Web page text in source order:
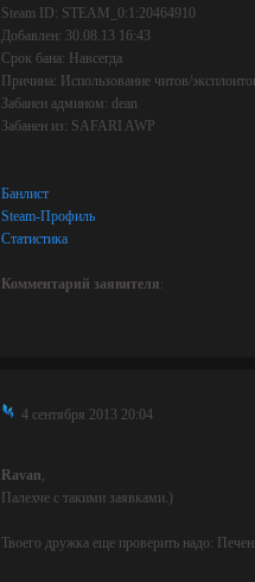
Steam ID: STEAM_0:1:20464910
Добавлен: 30.08.13 16:43
Срок бана: Навсегда
Причина: Использование читов/
Забанен админом: dean
Забанен из: SAFARI AWP
Банлист
Steam-Профиль
Статистика
Комментарий заявителя:
4 сентября 2013 20:04
Ravan,
Палехче с такими заявками.)
Твоего дружка еще проверить надо: